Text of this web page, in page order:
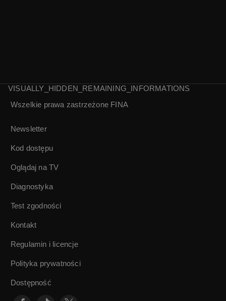
KRÓL | Made in
Wieczór z polskim
VISUALLY_HIDDEN_REMAINING_INFORMATIONS
Wszelkie prawa zastrzeżone FINA
Newsletter
Kod dostępu
Oglądaj na TV
Diagnostyka
Test zgodności
Kontakt
Regulamin i licencje
Polityka prywatności
Dostępność